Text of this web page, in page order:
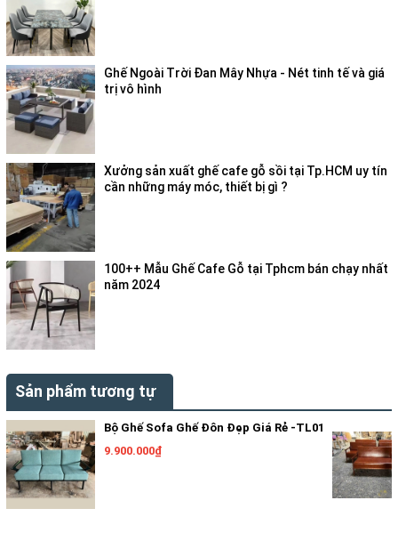
Ghế Ngoài Trời Đan Mây Nhựa - Nét tinh tế và giá
trị vô hình
Xưởng sản xuất ghế cafe gỗ sồi tại Tp.HCM uy tín
cần những máy móc, thiết bị gì ?
100++ Mẫu Ghế Cafe Gỗ tại Tphcm bán chạy nhất
năm 2024
Sản phẩm tương tự
Bộ Ghế Sofa Ghế Đôn Đẹp Giá Rẻ -TL01
9.900.000₫